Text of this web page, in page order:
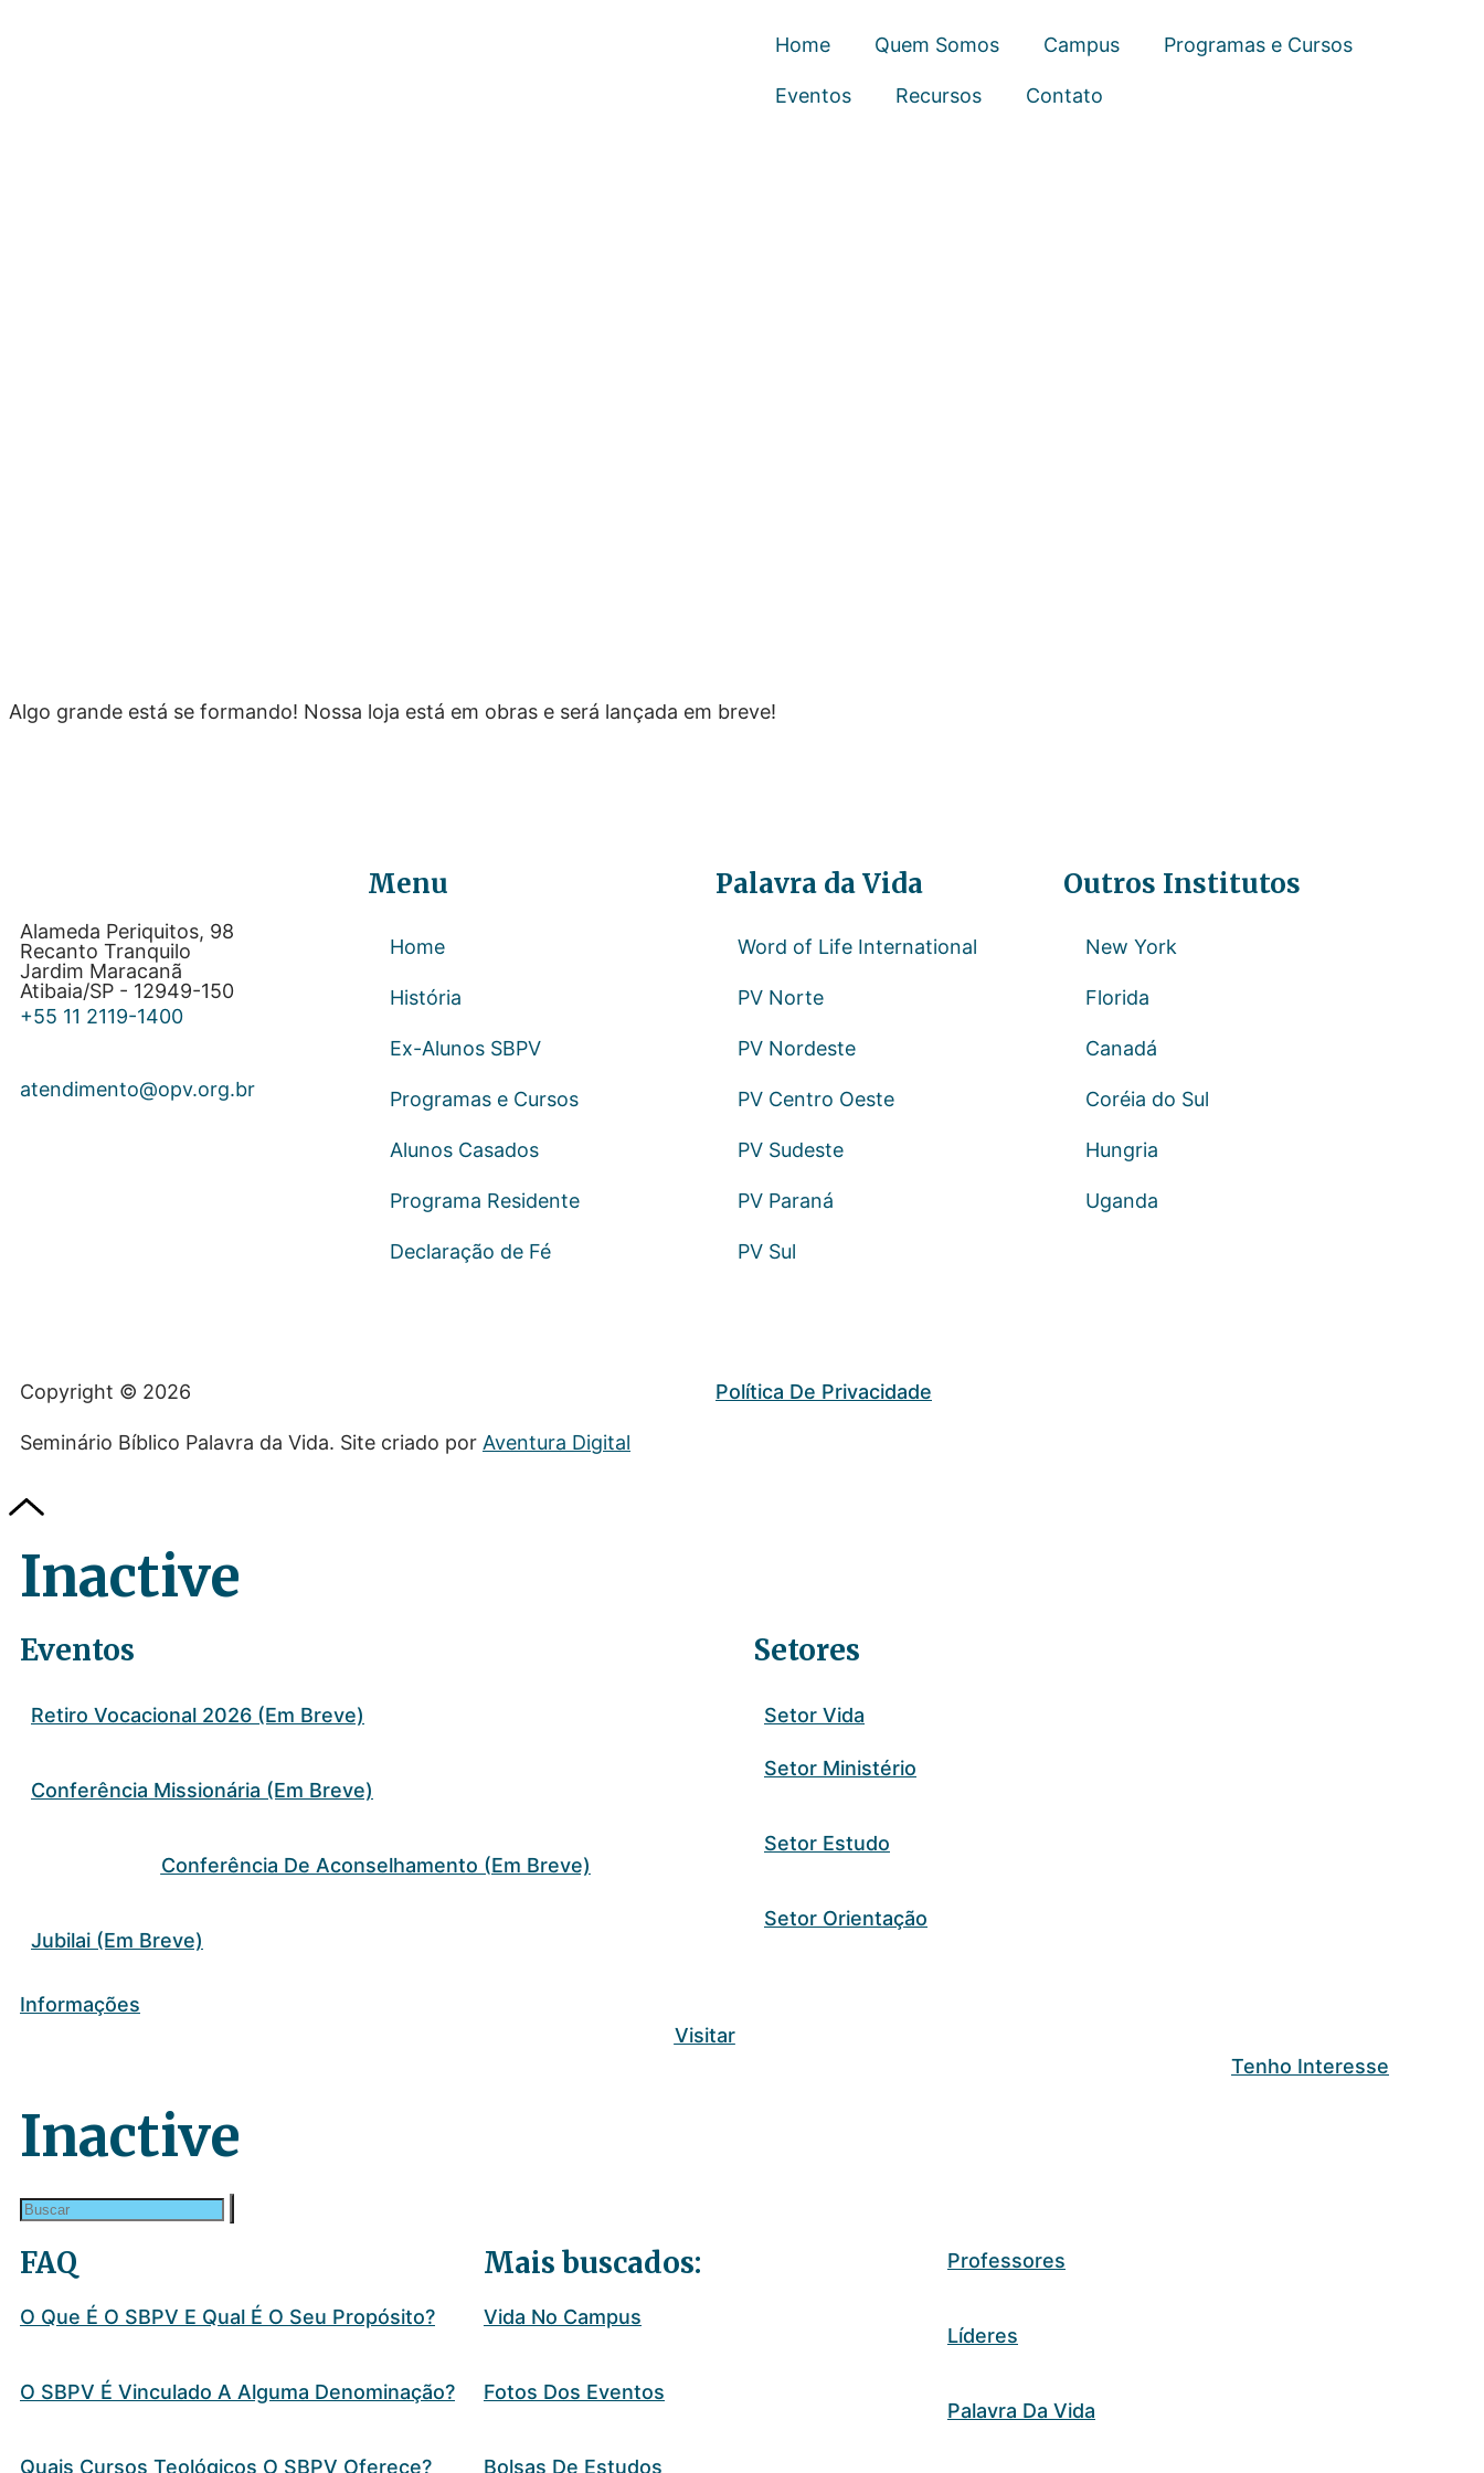
Home Quem Somos Campus Programas e Cursos
Eventos Recursos Contato
Algo grande está se formando! Nossa loja está em obras e será lançada em breve!
Alameda Periquitos, 98
Recanto Tranquilo
Jardim Maracanã
Atibaia/SP - 12949-150
+55 11 2119-1400
atendimento@opv.org.br
Menu
Home
História
Ex-Alunos SBPV
Programas e Cursos
Alunos Casados
Programa Residente
Declaração de Fé
Palavra da Vida
Word of Life International
PV Norte
PV Nordeste
PV Centro Oeste
PV Sudeste
PV Paraná
PV Sul
Outros Institutos
New York
Florida
Canadá
Coréia do Sul
Hungria
Uganda
Copyright © 2026
Seminário Bíblico Palavra da Vida. Site criado por Aventura Digital
Política De Privacidade
Inactive
Eventos
Retiro Vocacional 2026 (Em Breve)
Conferência Missionária (Em Breve)
Conferência De Aconselhamento (Em Breve)
Jubilai (Em Breve)
Setores
Setor Vida
Setor Ministério
Setor Estudo
Setor Orientação
Informações
Visitar
Tenho Interesse
Inactive
FAQ
O Que É O SBPV E Qual É O Seu Propósito?
O SBPV É Vinculado A Alguma Denominação?
Quais Cursos Teológicos O SBPV Oferece?
Mais buscados:
Vida No Campus
Fotos Dos Eventos
Bolsas De Estudos
Professores
Líderes
Palavra Da Vida